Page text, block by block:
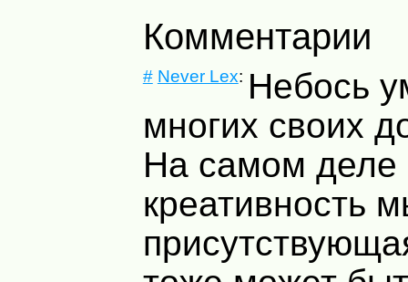
Комментарии
# Never Lex: Небось
многих своих
На самом деле
креативность